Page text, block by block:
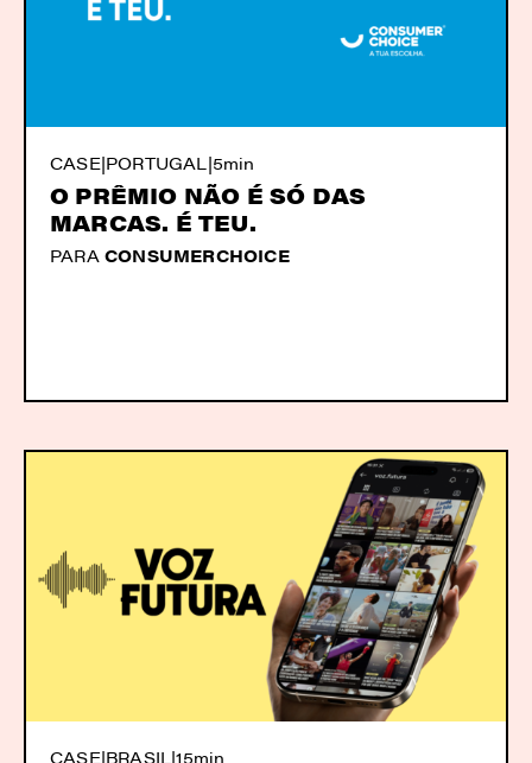
CASE|PORTUGAL |5min
O PRÊMIO NÃO É SÓ DAS
MARCAS. É TEU.
PARA CONSUMERCHOICE
CASE|BRASIL|15min